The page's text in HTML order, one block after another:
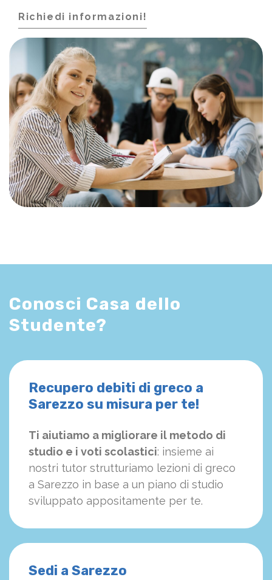
Richiedi informazioni!
Conosci Casa dello
Studente?
Recupero debiti di greco a
Sarezzo su misura per te!
Ti aiutiamo a migliorare il metodo di
studio e i voti scolastici: insieme ai
nostri tutor strutturiamo lezioni di greco
a Sarezzo in base a un piano di studio
sviluppato appositamente per te.
Sedi a Sarezzo